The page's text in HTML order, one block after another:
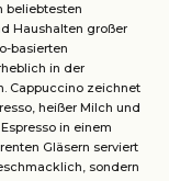
beliebtesten
Haushalten großer
basierten
in der
Cappuccino zeichnet
heißer Milch und
in einem
Gläsern serviert
sondern